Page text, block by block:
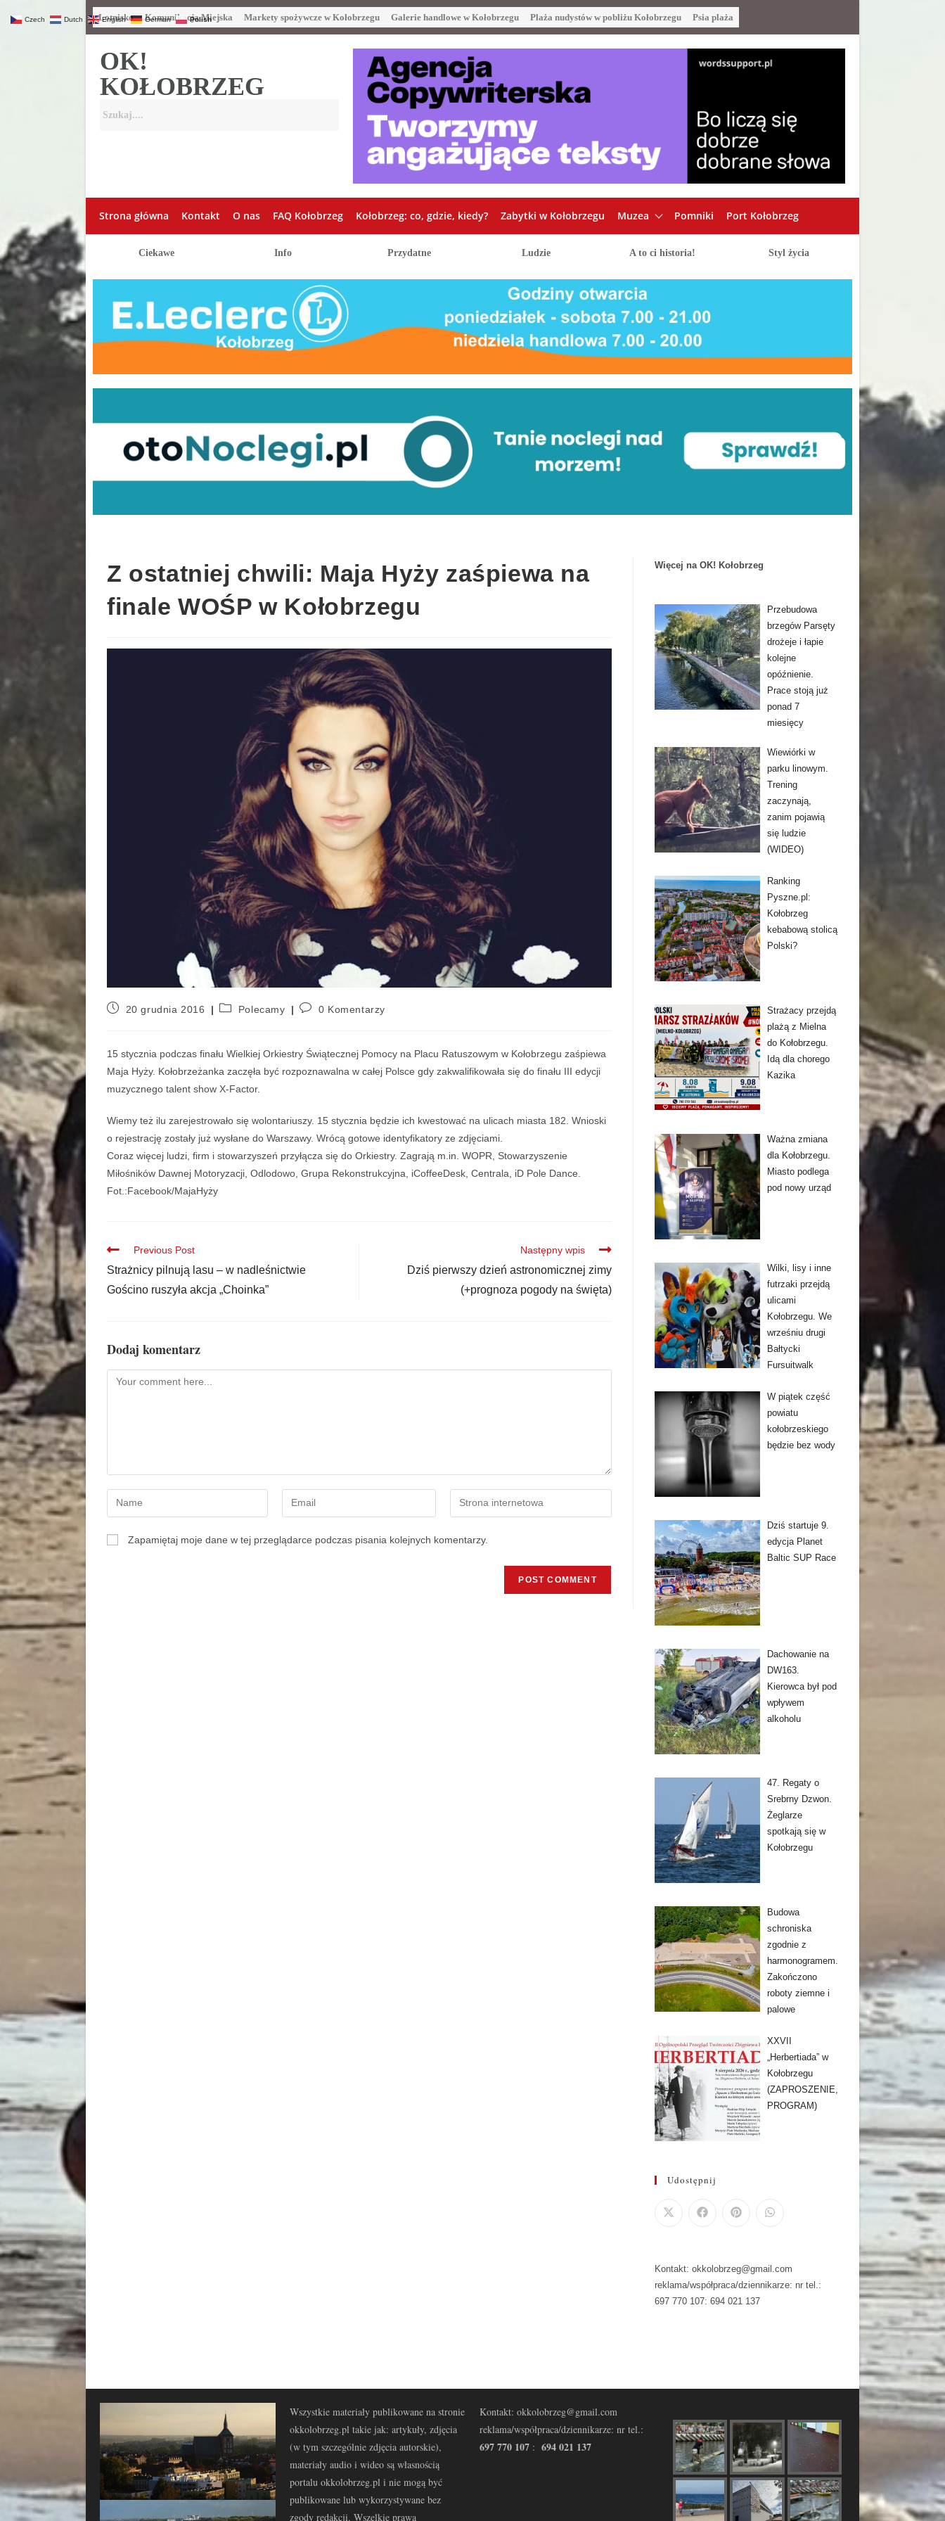
Lotnisko Komunikacja Miejska Markety spożywcze w Kołobrzegu Galerie handlowe w Kołobrzegu Plaża nudystów w pobliżu Kołobrzegu Psia plaża
OK!
KOŁOBRZEG
Strona główna Kontakt O nas FAQ Kołobrzeg Kołobrzeg: co, gdzie, kiedy? Zabytki w Kołobrzegu Muzea Pomniki Port Kołobrzeg
Ciekawe Info Przydatne Ludzie A to ci historia! Styl życia
Z ostatniej chwili: Maja Hyży zaśpiewa na
finale WOŚP w Kołobrzegu
20 grudnia 2016 Polecamy 0 Komentarzy
15 stycznia podczas finału Wielkiej Orkiestry Świątecznej Pomocy na Placu Ratuszowym w Kołobrzegu zaśpiewa
Maja Hyży. Kołobrzeżanka zaczęła być rozpoznawalna w całej Polsce gdy zakwalifikowała się do finału III edycji
muzycznego talent show X-Factor.
Wiemy też ilu zarejestrowało się wolontariuszy. 15 stycznia będzie ich kwestować na ulicach miasta 182. Wnioski
o rejestrację zostały już wysłane do Warszawy. Wrócą gotowe identyfikatory ze zdjęciami.
Coraz więcej ludzi, firm i stowarzyszeń przyłącza się do Orkiestry. Zagrają m.in. WOPR, Stowarzyszenie
Miłośników Dawnej Motoryzacji, Odlodowo, Grupa Rekonstrukcyjna, iCoffeeDesk, Centrala, iD Pole Dance.
Fot.:Facebook/MajaHyży
Previous Post
Strażnicy pilnują lasu – w nadleśnictwie
Gościno ruszyła akcja „Choinka”
Następny wpis
Dziś pierwszy dzień astronomicznej zimy
(+prognoza pogody na święta)
Dodaj komentarz
Zapamiętaj moje dane w tej przeglądarce podczas pisania kolejnych komentarzy.
Więcej na OK! Kołobrzeg
Przebudowa
brzegów Parsęty
drożeje i łapie
kolejne
opóźnienie.
Prace stoją już
ponad 7
miesięcy
Wiewiórki w
parku linowym.
Trening
zaczynają,
zanim pojawią
się ludzie
(WIDEO)
Ranking
Pyszne.pl:
Kołobrzeg
kebabową stolicą
Polski?
Strażacy przejdą
plażą z Mielna
do Kołobrzegu.
Idą dla chorego
Kazika
Ważna zmiana
dla Kołobrzegu.
Miasto podlega
pod nowy urząd
Wilki, lisy i inne
futrzaki przejdą
ulicami
Kołobrzegu. We
wrześniu drugi
Bałtycki
Fursuitwalk
W piątek część
powiatu
kołobrzeskiego
będzie bez wody
Dziś startuje 9.
edycja Planet
Baltic SUP Race
Dachowanie na
DW163.
Kierowca był pod
wpływem
alkoholu
47. Regaty o
Srebrny Dzwon.
Żeglarze
spotkają się w
Kołobrzegu
Budowa
schroniska
zgodnie z
harmonogramem.
Zakończono
roboty ziemne i
palowe
XXVII
„Herbertiada” w
Kołobrzegu
(ZAPROSZENIE,
PROGRAM)
Udostępnij
Kontakt: okkolobrzeg@gmail.com
reklama/współpraca/dziennikarze: nr tel.:
697 770 107: 694 021 137
Wszystkie materiały publikowane na stronie
okkolobrzeg.pl takie jak: artykuły, zdjęcia
(w tym szczególnie zdjęcia autorskie),
materiały audio i wideo są własnością
portalu okkolobrzeg.pl i nie mogą być
publikowane lub wykorzystywane bez
zgody redakcji. Wszelkie prawa
Kontakt: okkolobrzeg@gmail.com
reklama/współpraca/dziennikarze: nr tel.:
697 770 107 : 694 021 137
Czech Dutch English German Polish